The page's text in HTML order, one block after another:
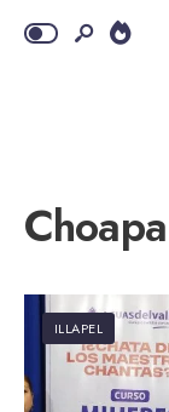
Choapa
ILLAPEL